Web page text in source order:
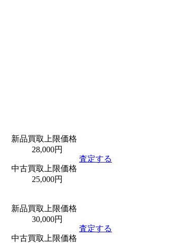
新品買取上限価格
28,000円
中古買取上限価格
25,000円
査定する
新品買取上限価格
30,000円
中古買取上限価格
査定する